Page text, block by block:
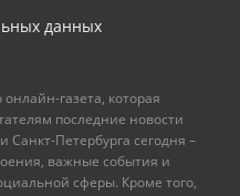
данных
газета, которая
последние новости
Санкт-Петербурга сегодня –
важные события и
сферы. Кроме того,